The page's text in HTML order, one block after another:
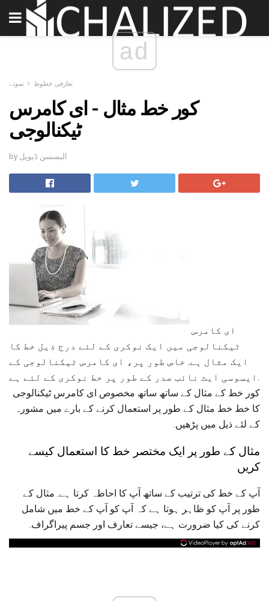
ad
تعارفی خطوط نمونے
کور خط مثال - ای کامرس
ٹیکنالوجی
by الیسسن ڈیویل
ٹیکنالوجی میں ایک نوکری کے لئے درج ذیل خط کا
ایک مثال ہے. خاص طور پر، ای کامرس ٹیکنالوجی کے
ایسوسی ایٹ نائب صدر کے طور پر خط نوکری کے لئے ہے.
کور خط کے مثال کے ساتھ ساتھ مخصوص ای کامرس ٹیکنالوجی
کا خط خط مثال کے طور پر استعمال کرنے کے بارے میں مشورہ
کے لئے ذیل میں پڑھیں.
مثال کے طور پر ایک مختصر خط کا استعمال کیسے
کریں
آپ کے خط کی ترتیب کے ساتھ آپ کا احاطہ کرتا ہے. مثال کے
طور پر آپ کو ظاہر ہوتا ہے کہ آپ کو آپ کے خط میں شامل
کرنے کی کیا ضرورت ہے، جیسے تعارف اور جسم پیراگراف.